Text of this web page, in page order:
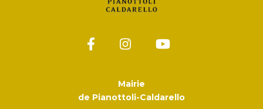
Mairie
de Pianottoli-Caldarello